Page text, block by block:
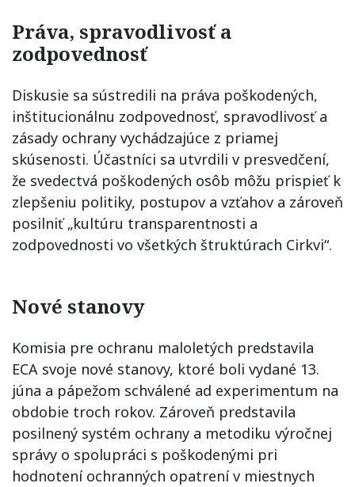
Práva, spravodlivosť a
zodpovednosť
Diskusie sa sústredili na práva poškodených,
inštitucionálnu zodpovednosť, spravodlivosť a
zásady ochrany vychádzajúce z priamej
skúsenosti. Účastníci sa utvrdili v presvedčení,
že svedectvá poškodených osôb môžu prispieť k
zlepšeniu politiky, postupov a vzťahov a zároveň
posilniť „kultúru transparentnosti a
zodpovednosti vo všetkých štruktúrach Cirkvi“.
Nové stanovy
Komisia pre ochranu maloletých predstavila
ECA svoje nové stanovy, ktoré boli vydané 13.
júna a pápežom schválené ad experimentum na
obdobie troch rokov. Zároveň predstavila
posilnený systém ochrany a metodiku výročnej
správy o spolupráci s poškodenými pri
hodnotení ochranných opatrení v miestnych